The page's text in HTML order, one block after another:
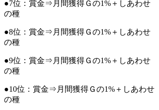
●7位：賞金⇒月間獲得Ｇの1%＋ しあわせ
の種
●8位：賞金⇒月間獲得Ｇの1%＋ しあわせ
の種
●9位：賞金⇒月間獲得Ｇの1%＋ しあわせ
の種
●10位：賞金⇒月間獲得Ｇの1%＋ しあわせ
の種